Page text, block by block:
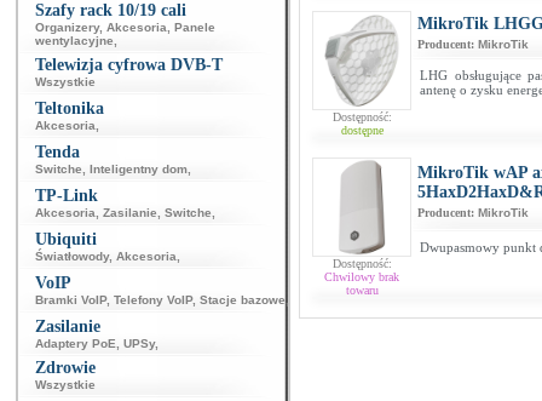
Szafy rack 10/19 cali
Organizery, Akcesoria
Panele
wentylacyjne
Telewizja cyfrowa DVB-T
Wszystkie
Teltonika
Akcesoria
Tenda
Switche Inteligentny dom
TP-Link
Akcesoria Zasilanie Switche
Ubiquiti
Światłowody, Akcesoria
VoIP
Bramki VoIP, Telefony VoIP, Stacje bazowe
Zasilanie
Adaptery PoE UPSy,
Zdrowie
Wszystkie
Dostępność:
dostępne
MikroTik
Producent: MikroTik
LHG obsługujące
antenę o zysku
Dostępność:
Chwilowy brak
towaru
MikroTik wAP
Producent: MikroTik
Dwupasmowy punkt